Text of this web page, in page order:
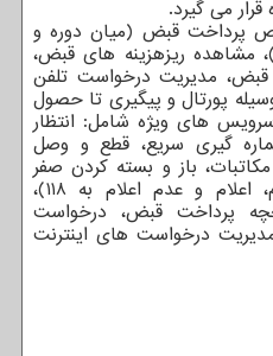
می گیرد.
پرداخت قبض (میان دوره و
مشاهده ریزهزینه های قبض،
قبض، مدیریت درخواست تلفن
پورتال و پیگیری تا حصول
های ویژه شامل: انتظار
گیری سریع، قطع و وصل
باز و بسته کردن صفر
دوم، درخواست کشف مزاحم، اعلام و عدم اعلام به ۱۱۸)،
پرداخت قبض، درخواست
مدیریت درخواست های اینترنت